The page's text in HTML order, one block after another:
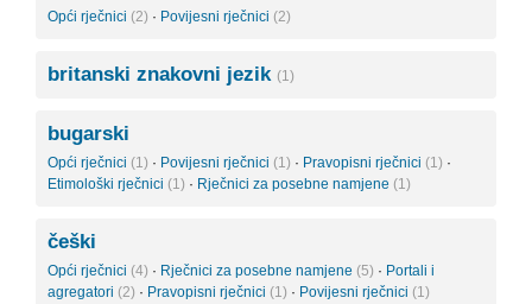
Opći rječnici (2) · Povijesni rječnici (2)
britanski znakovni jezik (1)
bugarski
Opći rječnici (1) · Povijesni rječnici (1) · Pravopisni rječnici (1) ·
Etimološki rječnici (1) · Rječnici za posebne namjene (1)
češki
Opći rječnici (4) · Rječnici za posebne namjene (5) · Portali i
agregatori (2) · Pravopisni rječnici (1) · Povijesni rječnici (1)